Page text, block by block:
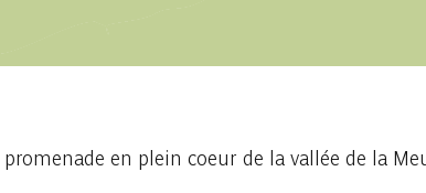
en plein coeur de la vallée de la